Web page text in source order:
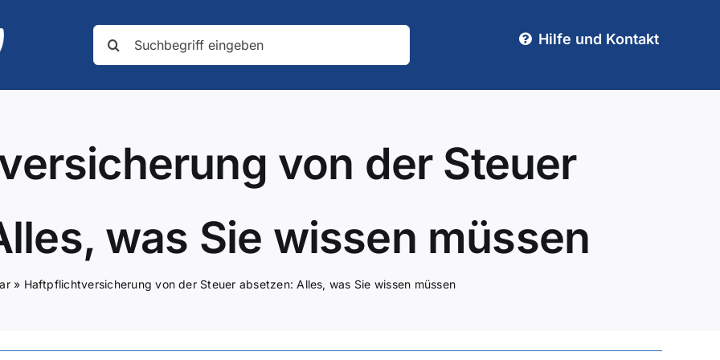
nach:
Hilfe und Kontakt
von der Steuer
was Sie wissen müssen
» Haftpflichtversicherung von der Steuer absetzen: Alles, was Sie wissen müssen